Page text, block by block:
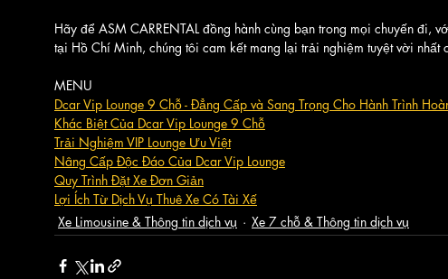
Hãy để ASM CARRENTAL đồng hành cùng bạn trong mọi chuyến đi,
tại Hồ Chí Minh, chúng tôi cam kết mang lại trải nghiệm tuyệt vời nhất
MENU
Dcar Vip Lounge 9 Chỗ - Đẳng Cấp và Sang Trọng Cho Hành Trình
Khác Biệt Của Dcar Vip Lounge 9 Chỗ
Trải Nghiệm VIP Lounge Ưu Việt
Nâng Cấp Độc Đáo Của Dcar Vip Lounge
Quy Trình Đặt Xe Đơn Giản
Lợi Ích Từ Dịch Vụ Thuê Xe Có Tài Xế
Xe Limousine & Thông tin dịch vụ
Xe 7 chỗ & Thông tin dịch vụ